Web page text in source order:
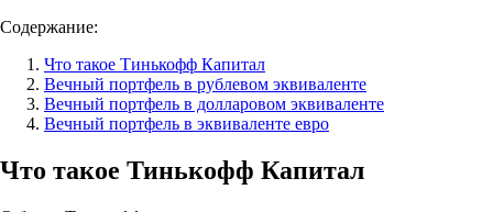
Содержание:
Что такое Тинькофф Капитал
Вечный портфель в рублевом эквиваленте
Вечный портфель в долларовом эквиваленте
Вечный портфель в эквиваленте евро
Что такое Тинькофф Капитал